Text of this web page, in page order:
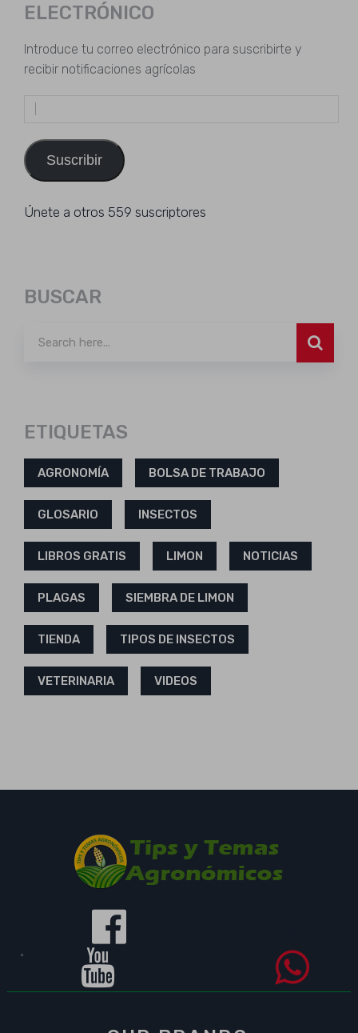
ELECTRÓNICO
Introduce tu correo electrónico para suscribirte y
recibir notificaciones agrícolas
Dirección
email
Suscribir
Únete a otros 559 suscriptores
BUSCAR
ETIQUETAS
AGRONOMÍA BOLSA DE TRABAJO
GLOSARIO INSECTOS
LIBROS GRATIS LIMON NOTICIAS
PLAGAS SIEMBRA DE LIMON
TIENDA TIPOS DE INSECTOS
VETERINARIA VIDEOS